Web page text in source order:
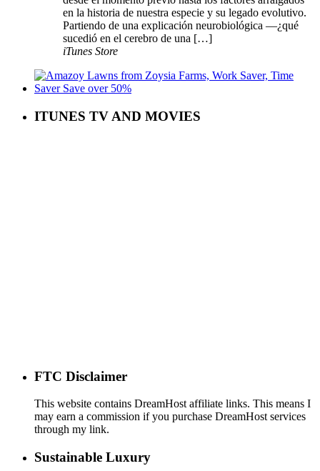
en la historia de nuestra especie y su legado evolutivo.
Partiendo de una explicación neurobiológica —¿qué
sucedió en el cerebro de una […]
iTunes Store
ITUNES TV AND MOVIES
FTC Disclaimer
This website contains DreamHost affiliate links. This means I
may earn a commission if you purchase DreamHost services
through my link.
Sustainable Luxury